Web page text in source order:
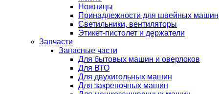
Ножницы
Принадлежности для швейных машин
Светильники, вентиляторы
Этикет-пистолет и держатели
Запчасти
Запасные части
Для бытовых машин и оверлоков
Для ВТО
Для двухигольных машин
Для закрепочных машин